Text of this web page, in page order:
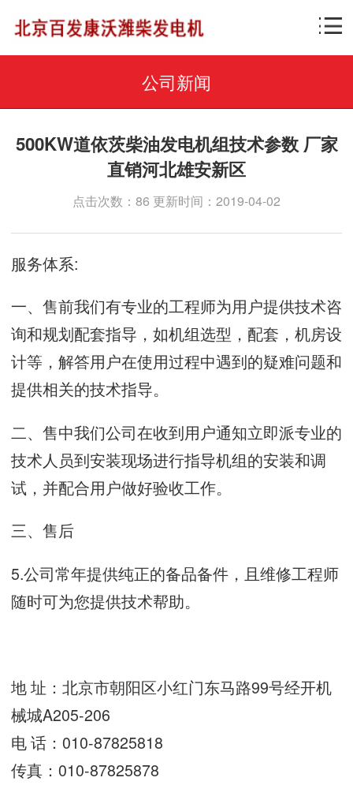
公司新闻
500KW道依茨柴油发电机组技术参数 厂家
直销河北雄安新区
点击次数：86 更新时间：2019-04-02
服务体系:
一、售前我们有专业的工程师为用户提供技术咨
询和规划配套指导，如机组选型，配套，机房设
计等，解答用户在使用过程中遇到的疑难问题和
提供相关的技术指导。
二、售中我们公司在收到用户通知立即派专业的
技术人员到安装现场进行指导机组的安装和调
试，并配合用户做好验收工作。
三、 售后
5.公司常年提供纯正的备品备件，且维修工程师
随时可为您提供技术帮助。
地 址：北京市朝阳区小红门东马路99号经开机
械城A205-206
电 话：010-87825818
传真：010-87825878